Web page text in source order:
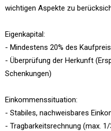
wichtigen Aspekte zu
Eigenkapital:
- Mindestens 20% des
- Überprüfung der Herkunft
Schenkungen)
Einkommenssituation:
- Stabiles, nachweisbares
- Tragbarkeitsrechnung (max.